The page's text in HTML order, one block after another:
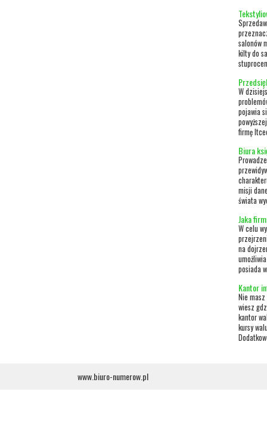
salonów
kilty do
W
pojawia
firmę
Biura
misji
świata
Jaka
W celu
na
posiada
Kantor
Nie
wiesz
kantor
kursy
www.biuro-numerow.pl